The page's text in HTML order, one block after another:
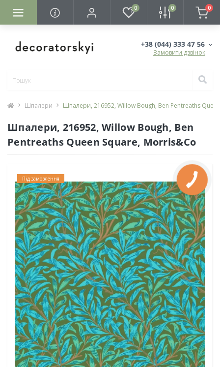
0 0 0
+38 (044) 333 47 56
Замовити дзвінок
Шпалери Шпалери, 216952, Willow Bough, Ben Pentreaths
Шпалери, 216952, Willow Bough, Ben
Pentreaths Queen Square, Morris&Co
Під замовлення